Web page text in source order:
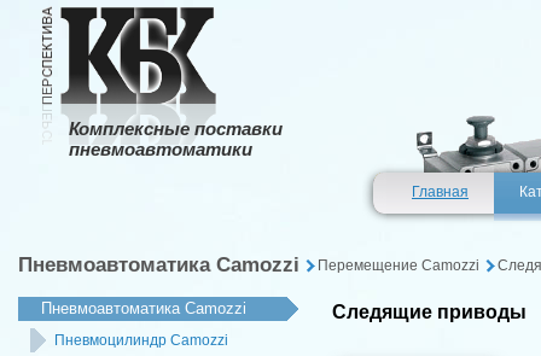
Комплексные поставки
пневмоавтоматики
Главная
Пневмоавтоматика Camozzi Перемещение Сamozzi
Пневмоавтоматика Camozzi
Пневмоцилиндр Camozzi
Следящие приводы